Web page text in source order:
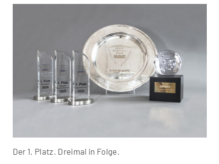
Der 1. Platz. Dreimal in Folge.